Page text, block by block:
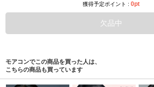
獲得予定ポイント : 0pt
欠品中
モアコンでこの商品を買った人は、
こちらの商品も買っています